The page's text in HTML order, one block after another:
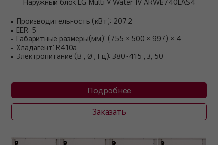
Наружный блок LG Multi V Water IV ARWB740LAS4
Производительность (кВт): 207.2
EER: 5
Габаритные размеры(мм): (755 × 500 × 997) × 4
Хладагент: R410a
Электропитание (В , Ø , Гц): 380~415 , 3, 50
Подробнее
Заказать